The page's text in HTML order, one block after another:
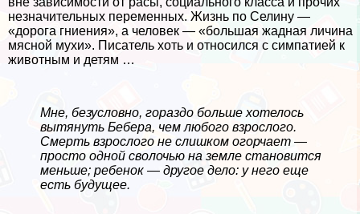
незначительных переменных. Жизнь по Селину —
«дорога гниения», а человек — «большая жадная личина
мясной мухи». Писатель хоть и относился с симпатией к
животным и детям …
Мне, безусловно, гораздо больше хотелось
вытянуть Бебера, чем любого взрослого.
Cмepть взрослого не слишком огорчает —
просто одной сволочью на земле становится
меньше; ребенок — другое дело: у него еще
есть будущее.